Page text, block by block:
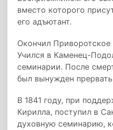
вместо которого
его адъютант.
Окончил
Учился в Каменец-
семинарии. После
был вынужден
В 1841 году, при
Кирилла, поступил в
духовную семинарию,